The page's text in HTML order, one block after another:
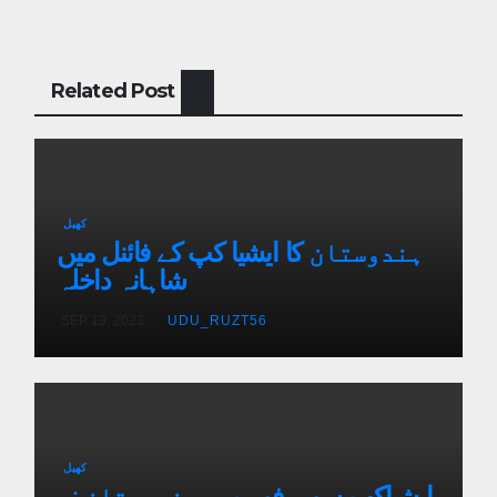
Related Post
کھیل
ہندوستان کا ایشیا کپ کے فائنل میں
شاہانہ داخلہ
UDU_RUZT56
کھیل